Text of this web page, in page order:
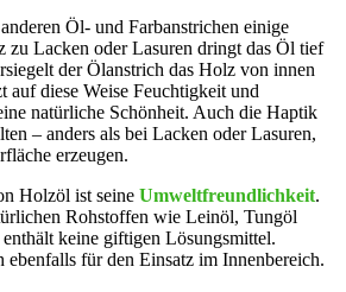
Öl- und Farbanstrichen einige
zu Lacken oder Lasuren dringt das Öl tief
der Ölanstrich das Holz von innen
auf diese Weise Feuchtigkeit und
natürliche Schönheit. Auch die Haptik
– anders als bei Lacken oder Lasuren,
erzeugen.
Holzöl ist seine Umweltfreundlichkeit.
Rohstoffen wie Leinöl, Tungöl
keine giftigen Lösungsmittel.
ebenfalls für den Einsatz im Innenbereich.